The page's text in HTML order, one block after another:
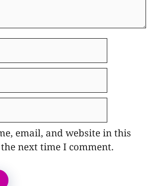
email, and website in this
next time I comment.